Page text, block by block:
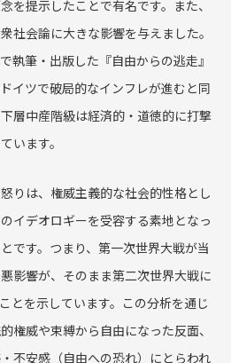
を提示したことで有名です。また、
社会論に大きな影響を与えました。
執筆・出版した『自由からの逃走』
イツで破局的なインフレが進むと同
層中産階級は経済的・道徳的に打撃
います。
りは、権威主義的な社会的性格とし
イデオロギーを受容する素地となっ
です。つまり、第一次世界大戦が当
影響が、そのまま第二次世界大戦に
とを示しています。この分析を通じ
権威や束縛から自由になった反面、
不安感（自由への恐れ）にとらわれ